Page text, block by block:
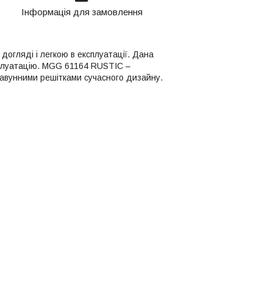
Інформація для замовлення
і легкою в експлуатації. Дана
MGG 61164 RUSTIC –
решітками сучасного дизайну.